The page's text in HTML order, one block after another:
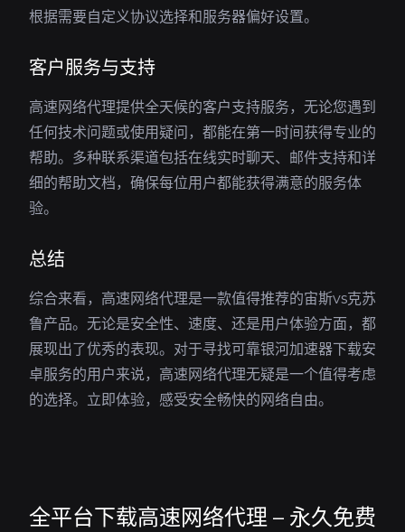
根据需要自定义协议选择和服务器偏好设置。
客户服务与支持
高速网络代理提供全天候的客户支持服务，无论您遇到
任何技术问题或使用疑问，都能在第一时间获得专业的
帮助。多种联系渠道包括在线实时聊天、邮件支持和详
细的帮助文档，确保每位用户都能获得满意的服务体
验。
总结
综合来看，高速网络代理是一款值得推荐的宙斯vs克苏
鲁产品。无论是安全性、速度、还是用户体验方面，都
展现出了优秀的表现。对于寻找可靠银河加速器下载安
卓服务的用户来说，高速网络代理无疑是一个值得考虑
的选择。立即体验，感受安全畅快的网络自由。
全平台下载高速网络代理 – 永久免费